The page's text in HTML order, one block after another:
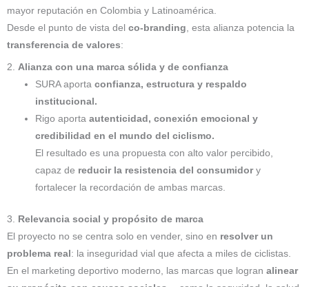
mayor reputación en Colombia y Latinoamérica.
Desde el punto de vista del co-branding, esta alianza potencia la
transferencia de valores:
2. Alianza con una marca sólida y de confianza
SURA aportaconfianza, estructura y respaldo
institucional.
Rigo aportaautenticidad, conexión emocional y
credibilidad en el mundo del ciclismo.
El resultado es una propuesta con alto valor percibido,
capaz de reducir la resistencia del consumidory
fortalecer la recordación de ambas marcas.
3. Relevancia social y propósito de marca
El proyecto no se centra solo en vender, sino en resolver un
problema real: la inseguridad vial que afecta a miles de ciclistas.
En el marketing deportivo moderno, las marcas que logran alinear